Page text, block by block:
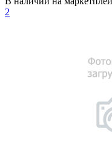
2